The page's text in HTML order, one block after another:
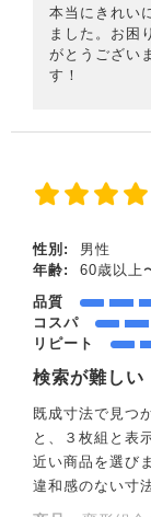
本当にきれい
ました。お困
がとうござい
す！
性別:
男性
年齢:
60歳以上
品質
コスパ
リピート
検索が難しい
既成寸法で見つ
と、３枚組と表
近い商品を選び
違和感のない寸